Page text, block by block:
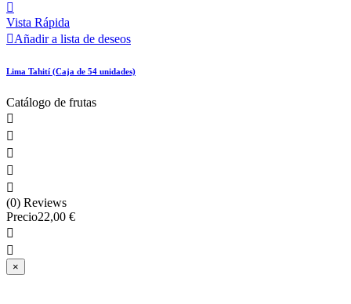

Vista Rápida
Añadir a lista de deseos
Lima Tahití (Caja de 54 unidades)
Catálogo de frutas





(0) Reviews
Precio22,00 €


×